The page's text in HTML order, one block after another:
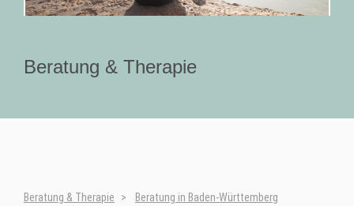
Beratung & Therapie
Beratung & Therapie
Beratung in Baden-Württemberg